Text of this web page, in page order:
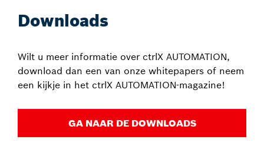
Downloads
Wilt u meer informatie over ctrlX AUTOMATION,
download dan een van onze whitepapers of neem
een kijkje in het ctrlX AUTOMATION-magazine!
GA NAAR DE DOWNLOADS